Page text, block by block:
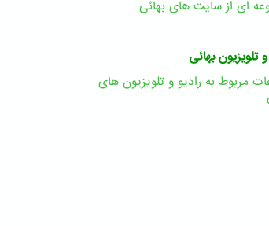
ای از سایت های بهائی
و تلویزیون بهائی
مربوط به رادیو و تلویزیون های